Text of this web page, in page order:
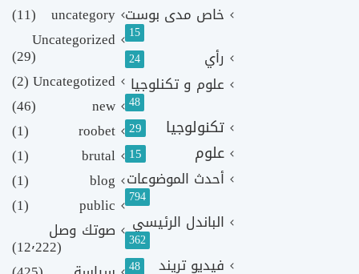
خاص مدى بوست
15
رأي 24
علوم و تكنلوجيا
48
تكنولوجيا 29
علوم 15
أحدث الموضوعات
794
الباندل الرئيسي
362
فيديو تريند 48
uncategory
(11)
Uncategorized
(29)
Uncategotized
(2)
new
(46)
roobet
(1)
brutal
(1)
blog
(1)
public
(1)
صوتك وصل
(12٬222)